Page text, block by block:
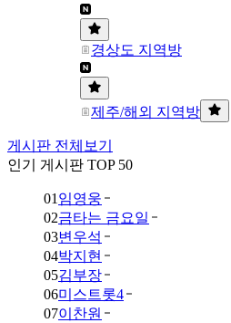
경상도 지역방
제주/해외 지역방
게시판 전체보기
인기 게시판 TOP 50
01 임영웅
02금타는 금요일
03변우석
04박지현
05김부장
06미스트롯4
07이찬원